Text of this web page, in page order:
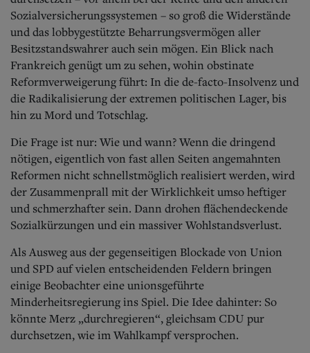
Sozialversicherungssystemen – so groß die Widerstände
und das lobbygestützte Beharrungsvermögen aller
Besitzstandswahrer auch sein mögen. Ein Blick nach
Frankreich genügt um zu sehen, wohin obstinate
Reformverweigerung führt: In die de-facto-Insolvenz und
die Radikalisierung der extremen politischen Lager, bis
hin zu Mord und Totschlag.
Die Frage ist nur: Wie und wann? Wenn die dringend
nötigen, eigentlich von fast allen Seiten angemahnten
Reformen nicht schnellstmöglich realisiert werden, wird
der Zusammenprall mit der Wirklichkeit umso heftiger
und schmerzhafter sein. Dann drohen flächendeckende
Sozialkürzungen und ein massiver Wohlstandsverlust.
Als Ausweg aus der gegenseitigen Blockade von Union
und SPD auf vielen entscheidenden Feldern bringen
einige Beobachter eine unionsgeführte
Minderheitsregierung ins Spiel. Die Idee dahinter: So
könnte Merz „durchregieren“, gleichsam CDU pur
durchsetzen, wie im Wahlkampf versprochen.